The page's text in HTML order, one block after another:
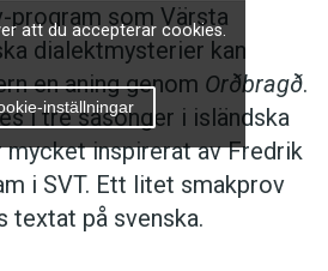
att du accepterar cookies.
inställningar
program som Värsta
dialektmysterier kan
en aning genom Orðbragð.
i tre säsonger i isländska
mycket inspirerat av Fredrik
i SVT. Ett litet smakprov
textat på svenska.